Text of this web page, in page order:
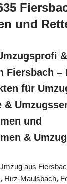
und
&
Fiersbach –
für
&
und
&
aus
Hirz-Maulsbach,